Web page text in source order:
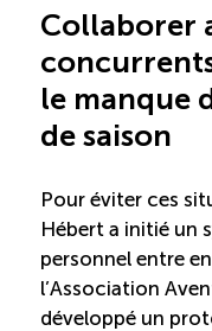
Bassins de main-
Devenir
Collaborer
le manque
de saison
Pour éviter ces
Hébert a initié un
personnel entre
l’Association
développé un